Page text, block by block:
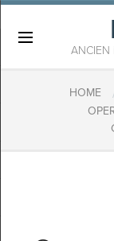
ANCIEN
HOME